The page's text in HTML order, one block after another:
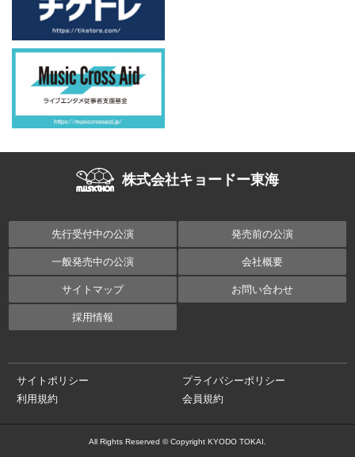
株式会社キョードー東海
先行受付中の公演 発売前の公演
一般発売中の公演 会社概要
サイトマップ お問い合わせ
採用情報
サイトポリシー
プライバシーポリシー
利用規約
会員規約
All Rights Reserved © Copyright KYODO TOKAI.